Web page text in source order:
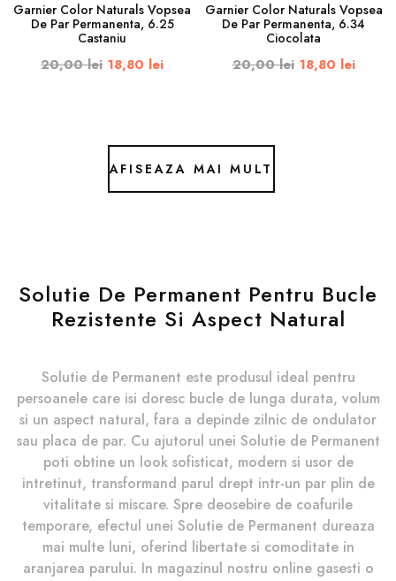
Garnier Color Naturals Vopsea
De Par Permanenta, 6.25
Castaniu
20,00 lei 18,80 lei
Garnier Color Naturals Vopsea
De Par Permanenta, 6.34
Ciocolata
20,00 lei 18,80 lei
AFISEAZA MAI MULT
Solutie De Permanent Pentru Bucle
Rezistente Si Aspect Natural
Solutie de Permanent este produsul ideal pentru
persoanele care isi doresc bucle de lunga durata, volum
si un aspect natural, fara a depinde zilnic de ondulator
sau placa de par. Cu ajutorul unei Solutie de Permanent
poti obtine un look sofisticat, modern si usor de
intretinut, transformand parul drept intr-un par plin de
vitalitate si miscare. Spre deosebire de coafurile
temporare, efectul unei Solutie de Permanent dureaza
mai multe luni, oferind libertate si comoditate in
aranjarea parului. In magazinul nostru online gasesti o